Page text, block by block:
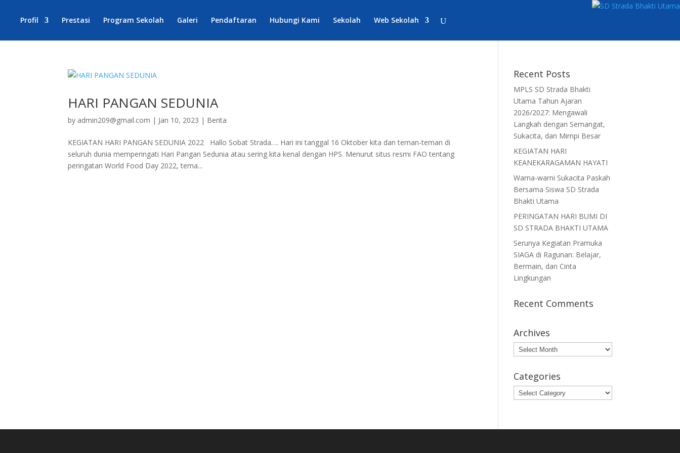
Profil Prestasi Program Sekolah Galeri Pendaftaran Hubungi Kami Sekolah Web Sekolah
HARI PANGAN SEDUNIA
by admin209@gmail.com | Jan 10, 2023 | Berita
KEGIATAN HARI PANGAN SEDUNIA 2022 Hallo Sobat Strada…. Hari ini tanggal 16 Oktober kita dan teman-teman di
seluruh dunia memperingati Hari Pangan Sedunia atau sering kita kenal dengan HPS. Menurut situs resmi FAO tentang
peringatan World Food Day 2022, tema...
Recent Posts
MPLS SD Strada Bhakti
Utama Tahun Ajaran
2026/2027: Mengawali
Langkah dengan Semangat,
Sukacita, dan Mimpi Besar
KEGIATAN HARI
KEANEKARAGAMAN HAYATI
Warna-warni Sukacita Paskah
Bersama Siswa SD Strada
Bhakti Utama
PERINGATAN HARI BUMI DI
SD STRADA BHAKTI UTAMA
Serunya Kegiatan Pramuka
SIAGA di Ragunan: Belajar,
Bermain, dan Cinta
Lingkungan
Recent Comments
Archives
Archives
Categories
Categories